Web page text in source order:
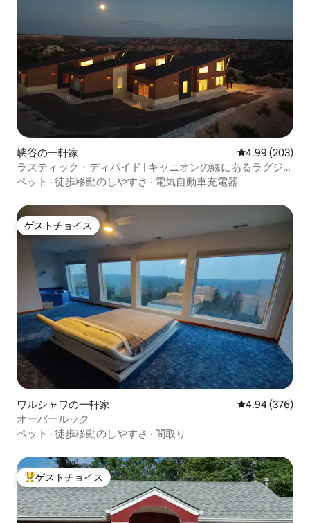
峡谷の一軒家 レビュー203
4.99 (203)
ラスティック・ディバイド | キャニオンの縁にあるラグジュ
アリーログハウス
ペット · 徒歩移動のしやすさ · 電気自動車充電器
ゲストチョイス
ゲストチョイス
ワルシャワの一軒家 レビュー376
4.94 (376)
オーバールック
ペット · 徒歩移動のしやすさ · 間取り
大好評のゲストチョイスです。
ゲストチョイス